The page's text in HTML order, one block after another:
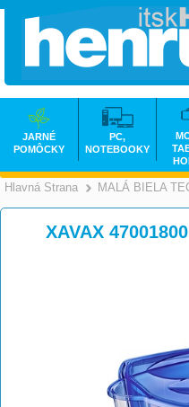
Hlavná Strana MALÁ BIELA
XAVAX
JARNÉ
POMÔCKY
PC,
NOTEBOOKY